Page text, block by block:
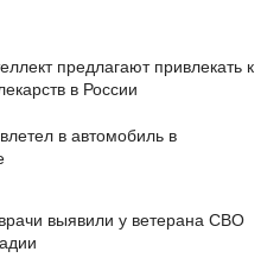
предлагают привлекать к
в России
в автомобиль в
выявили у ветерана СВО